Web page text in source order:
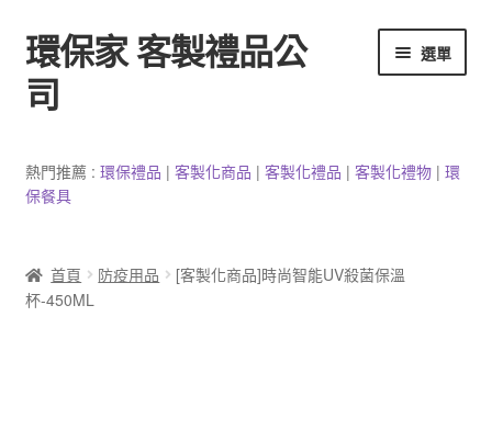
跳
至
導
跳
至
主
容
環保家 客製禮品公
司
選單
3C產品客製
熱門推薦 : 環保禮品 | 客製化商品 | 客製化禮品 | 客製化禮物| 環
保餐具
首頁 防疫用品
[客製化商品]時尚智能UV殺菌保溫
杯-450ML